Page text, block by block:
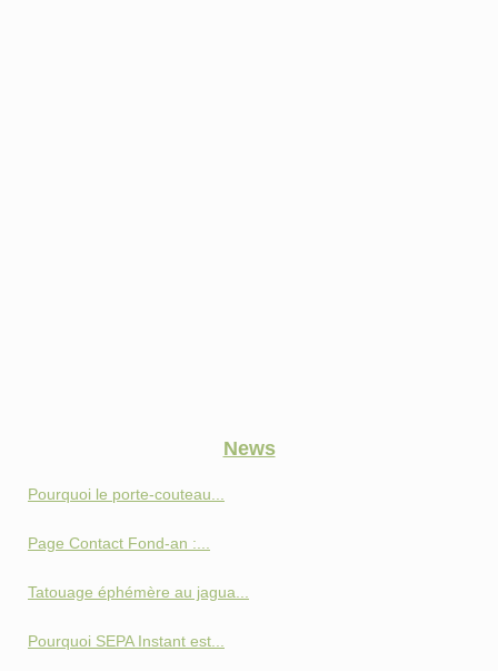
News
Pourquoi le porte-couteau...
Page Contact Fond‑an :...
Tatouage éphémère au jagua...
Pourquoi SEPA Instant est...